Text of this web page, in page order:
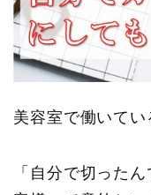
美容室で働いてい
「自分で切った